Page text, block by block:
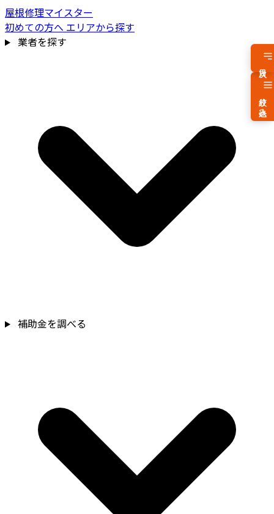
屋根修理マイスター
初めての方へ エリアから探す
業者を探す
補助金を調べる
費用相場を見る
絞り込み